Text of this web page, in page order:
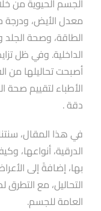
معدل الأيض، ودرجة
الطاقة، وصحة
الداخلية. وفي ظل
أصبحت تحاليلها من
الأطباء لتقييم
دقة .
في هذا المقال،
الدرقية، أنواعها،
بها، إضافةً إلى
التحاليل، مع
العامة للجسم.